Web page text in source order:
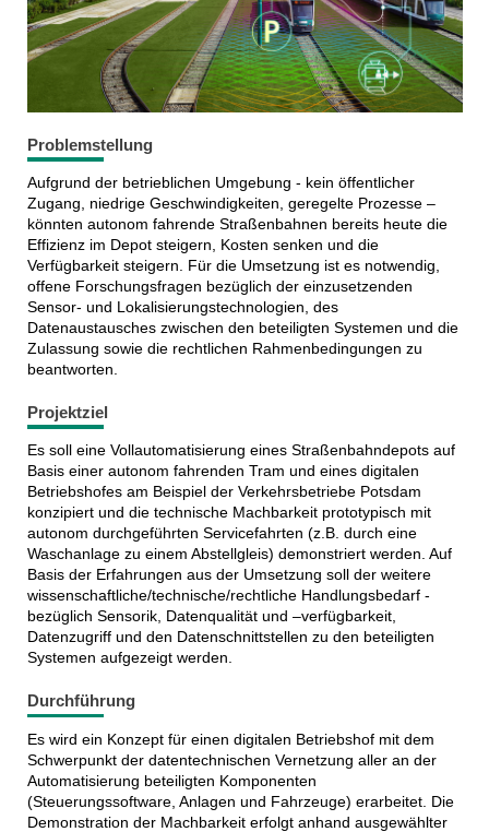
Problemstellung
Aufgrund der betrieblichen Umgebung - kein öffentlicher
Zugang, niedrige Geschwindigkeiten, geregelte Prozesse –
könnten autonom fahrende Straßenbahnen bereits heute die
Effizienz im Depot steigern, Kosten senken und die
Verfügbarkeit steigern. Für die Umsetzung ist es notwendig,
offene Forschungsfragen bezüglich der einzusetzenden
Sensor- und Lokalisierungstechnologien, des
Datenaustausches zwischen den beteiligten Systemen und die
Zulassung sowie die rechtlichen Rahmenbedingungen zu
beantworten.
Projektziel
Es soll eine Vollautomatisierung eines Straßenbahndepots auf
Basis einer autonom fahrenden Tram und eines digitalen
Betriebshofes am Beispiel der Verkehrsbetriebe Potsdam
konzipiert und die technische Machbarkeit prototypisch mit
autonom durchgeführten Servicefahrten (z.B. durch eine
Waschanlage zu einem Abstellgleis) demonstriert werden. Auf
Basis der Erfahrungen aus der Umsetzung soll der weitere
wissenschaftliche/technische/rechtliche Handlungsbedarf -
bezüglich Sensorik, Datenqualität und –verfügbarkeit,
Datenzugriff und den Datenschnittstellen zu den beteiligten
Systemen aufgezeigt werden.
Durchführung
Es wird ein Konzept für einen digitalen Betriebshof mit dem
Schwerpunkt der datentechnischen Vernetzung aller an der
Automatisierung beteiligten Komponenten
(Steuerungssoftware, Anlagen und Fahrzeuge) erarbeitet. Die
Demonstration der Machbarkeit erfolgt anhand ausgewählter